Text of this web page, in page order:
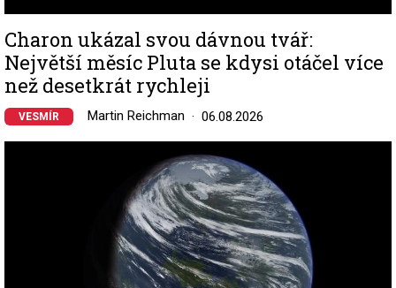
Charon ukázal svou dávnou tvář:
Největší měsíc Pluta se kdysi otáčel více
než desetkrát rychleji
VESMÍR Martin Reichman 06.08.2026